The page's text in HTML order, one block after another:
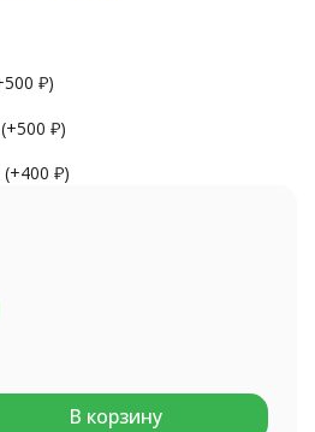
500 ₽)
500 ₽)
400 ₽)
В корзину